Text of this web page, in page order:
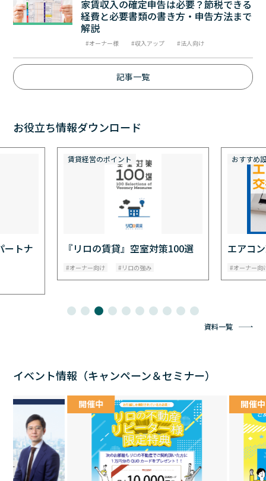
家賃収入の確定申告は必要？節税できる
経費と必要書類の書き方・申告方法まで
解説
オーナー様 収入アップ 法人向け
記事一覧
お役立ち情報ダウンロード
100選
おすすめ設備
エアコン交換
オーナー向け リロの強み
定期発行
リロの
オーナー向
資料一覧
イベント情報（キャンペーン＆セミナー）
開催中 開催